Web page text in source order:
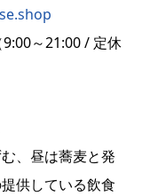
～21:00 / 定休
、昼は蕎麦と発
供している飲食